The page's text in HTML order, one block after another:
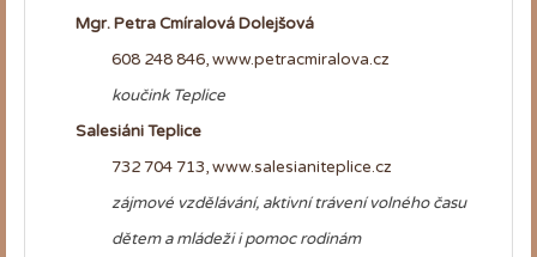
Mgr. Petra Cmíralová Dolejšová
608 248 846, www.petracmiralova.cz
koučink Teplice
Salesiáni Teplice
732 704 713, www.salesianiteplice.cz
zájmové vzdělávání, aktivní trávení volného času
dětem a mládeži i pomoc rodinám